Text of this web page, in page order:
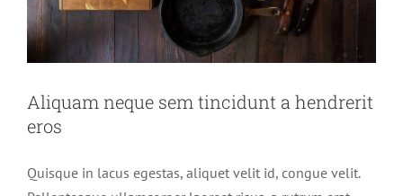
Aliquam neque sem tincidunt a hendrerit
eros
Quisque in lacus egestas, aliquet velit id, congue velit.